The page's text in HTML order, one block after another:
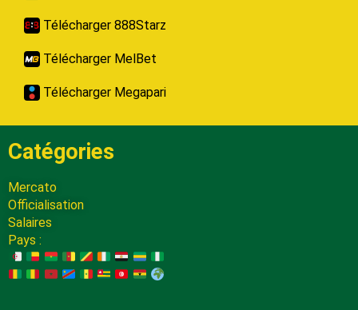
Télécharger 888Starz
Télécharger MelBet
Télécharger Megapari
Catégories
Mercato
Officialisation
Salaires
Pays :